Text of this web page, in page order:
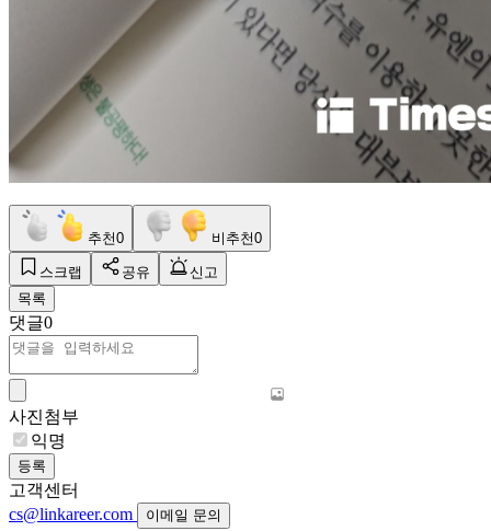
추천0 비추천0
스크랩 공유
신고
목록
댓글0
사진첨부
익명
등록
고객센터
cs@linkareer.com
이메일 문의